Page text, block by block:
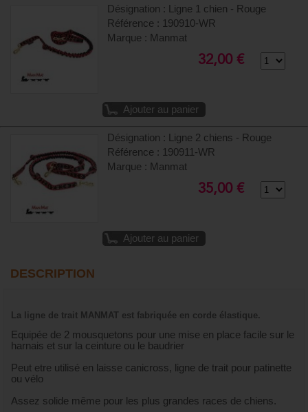
Désignation : Ligne 1 chien - Rouge
Référence : 190910-WR
Marque : Manmat
32,00 €
Ajouter au panier
Désignation : Ligne 2 chiens - Rouge
Référence : 190911-WR
Marque : Manmat
35,00 €
Ajouter au panier
DESCRIPTION
La ligne de trait MANMAT est fabriquée en corde élastique.
Equipée de 2 mousquetons pour une mise en place facile sur le
harnais et sur la ceinture ou le baudrier
Peut etre utilisé en laisse canicross, ligne de trait pour patinette
ou vélo
Assez solide même pour les plus grandes races de chiens.